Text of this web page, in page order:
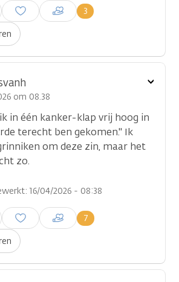
3
een reactie te
om 08.38
in één kanker-klap vrij hoog in
terecht ben gekomen." Ik
om deze zin, maar het
zo.
16/04/2026 - 08:38
7
een reactie te
Toon